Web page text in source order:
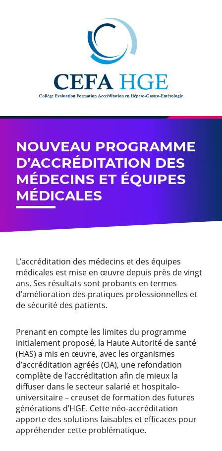
NOUVEAU PROGRAMME
D’ACCRÉDITATION DES
MÉDECINS ET ÉQUIPES
MÉDICALES
L’accréditation des médecins et des équipes
médicales est mise en œuvre depuis près de vingt
ans. Ses résultats sont probants en termes
d’amélioration des pratiques professionnelles et
de sécurité des patients.
Prenant en compte les limites du programme
initialement proposé, la Haute Autorité de santé
(HAS) a mis en œuvre, avec les organismes
d’accréditation agréés (OA), une refondation
complète de l’accréditation afin de mieux la
diffuser dans le secteur salarié et hospitalo-
universitaire – creuset de formation des futures
générations d’HGE. Cette néo-accréditation
apporte des solutions faisables et efficaces pour
appréhender cette problématique.